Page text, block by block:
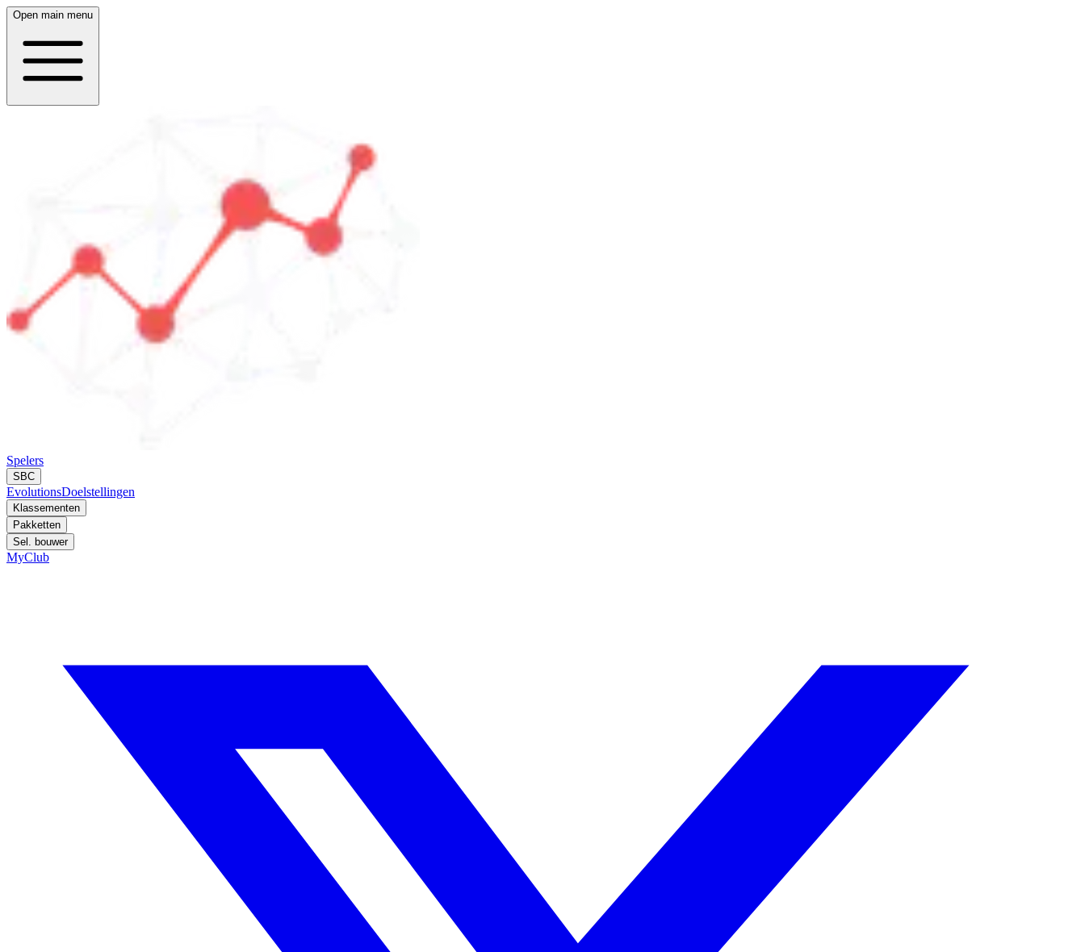
Open main menu
Spelers
SBC
EvolutionsDoelstellingen
Klassementen
Pakketten
Sel. bouwer
MyClub